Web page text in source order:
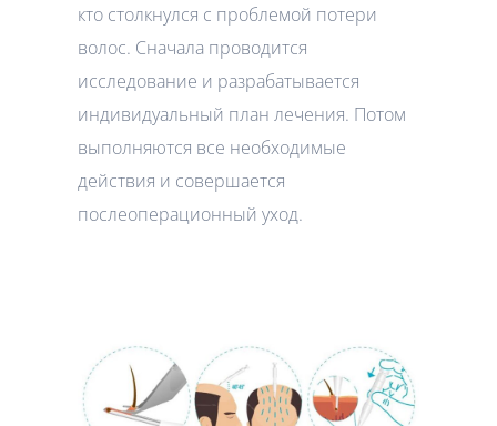
кто столкнулся с проблемой потери
волос. Сначала проводится
исследование и разрабатывается
индивидуальный план лечения. Потом
выполняются все необходимые
действия и совершается
послеоперационный уход.